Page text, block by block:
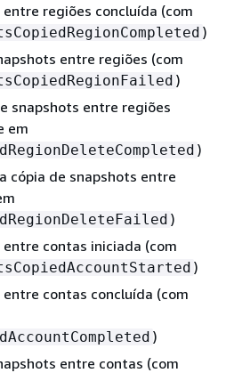
regiões concluída (com
)
entre regiões (com
)
snapshots entre regiões
em
)
cópia de snapshots entre
)
contas iniciada (com
)
contas concluída (com
)
entre contas (com